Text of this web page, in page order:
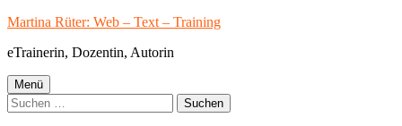
Springe
Inhalt
Martina Rüter: Web – Text – Training
eTrainerin, Dozentin, Autorin
Primäres
Menü
Menü
Suchen
nach: